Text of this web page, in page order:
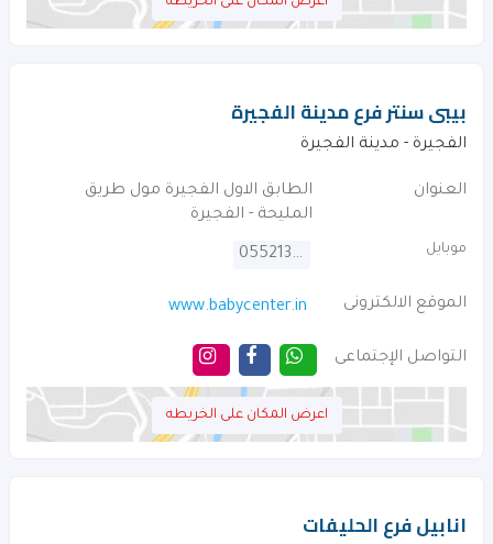
بيبى سنتر فرع مدينة الفجيرة
الفجيرة - مدينة الفجيرة
العنوان
الطابق الاول الفجيرة مول طريق
المليحة - الفجيرة
موبايل 0552136292
الموقع الالكترونى www.babycenter.in
التواصل الإجتماعى
اعرض المكان على الخريطه
انابيل فرع الحليفات